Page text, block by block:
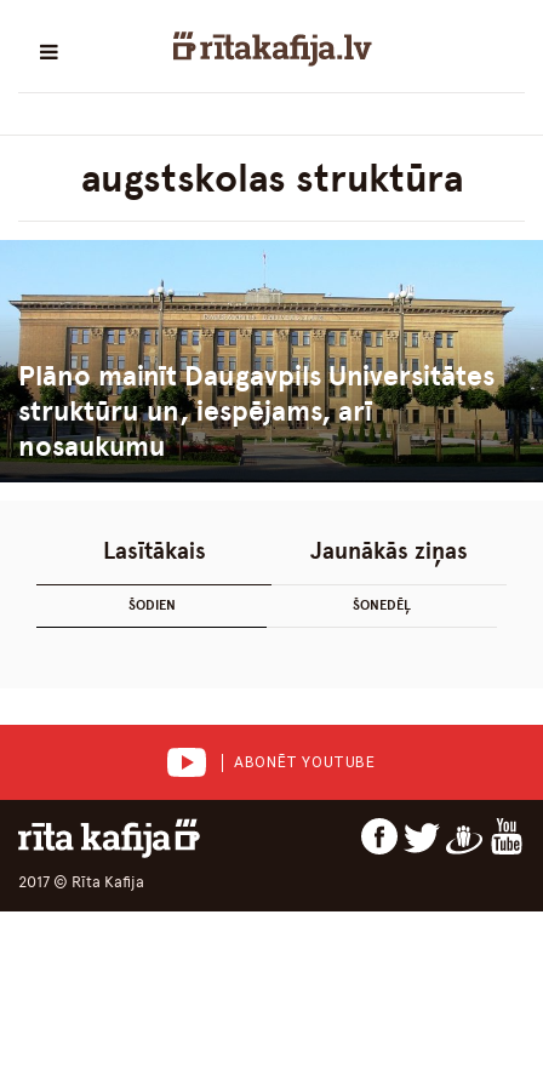
augstskolas struktūra
Plāno mainīt Daugavpils Universitātes
struktūru un, iespējams, arī
nosaukumu
Lasītākais
ŠODIEN ŠONEDĒĻ
Jaunākās ziņas
ABONĒT YOUTUBE
2017 © Rīta Kafija